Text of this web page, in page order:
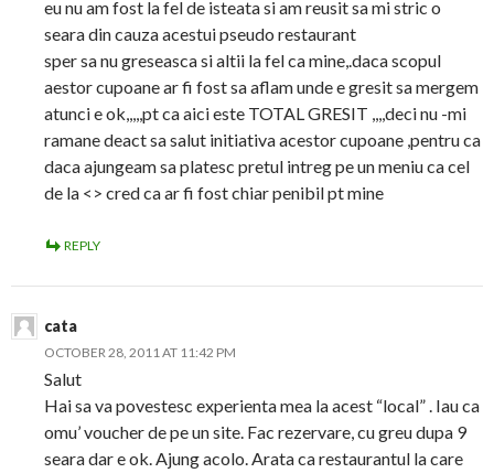
eu nu am fost la fel de isteata si am reusit sa mi stric o
seara din cauza acestui pseudo restaurant
sper sa nu greseasca si altii la fel ca mine,.daca scopul
aestor cupoane ar fi fost sa aflam unde e gresit sa mergem
atunci e ok,,,,,pt ca aici este TOTAL GRESIT ,,,,deci nu -mi
ramane deact sa salut initiativa acestor cupoane ,pentru ca
daca ajungeam sa platesc pretul intreg pe un meniu ca cel
de la <> cred ca ar fi fost chiar penibil pt mine
REPLY
cata
OCTOBER 28, 2011 AT 11:42 PM
Salut
Hai sa va povestesc experienta mea la acest “local” . Iau ca
omu’ voucher de pe un site. Fac rezervare, cu greu dupa 9
seara dar e ok. Ajung acolo. Arata ca restaurantul la care